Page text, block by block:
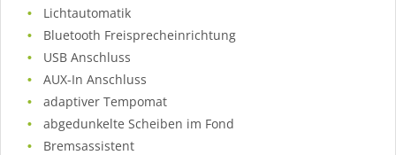
Lichtautomatik
Bluetooth Freisprecheinrichtung
USB Anschluss
AUX-In Anschluss
adaptiver Tempomat
abgedunkelte Scheiben im Fond
Bremsassistent